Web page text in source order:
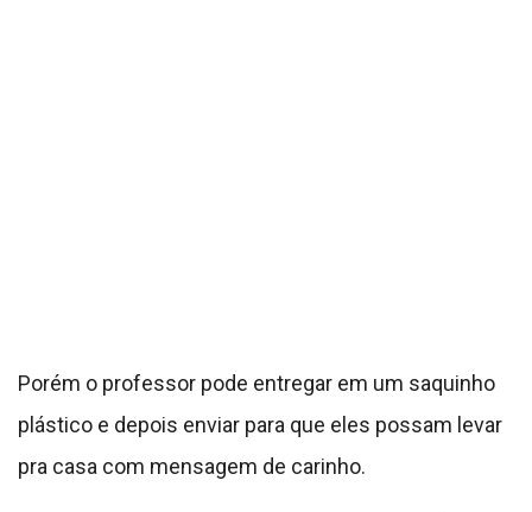
Porém o professor pode entregar em um saquinho
plástico e depois enviar para que eles possam levar
pra casa com mensagem de carinho.